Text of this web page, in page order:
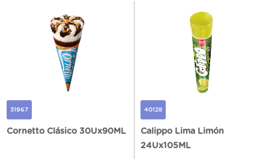
31967
Cornetto Clásico 30Ux90ML
40128
Calippo Lima Limón
24Ux105ML